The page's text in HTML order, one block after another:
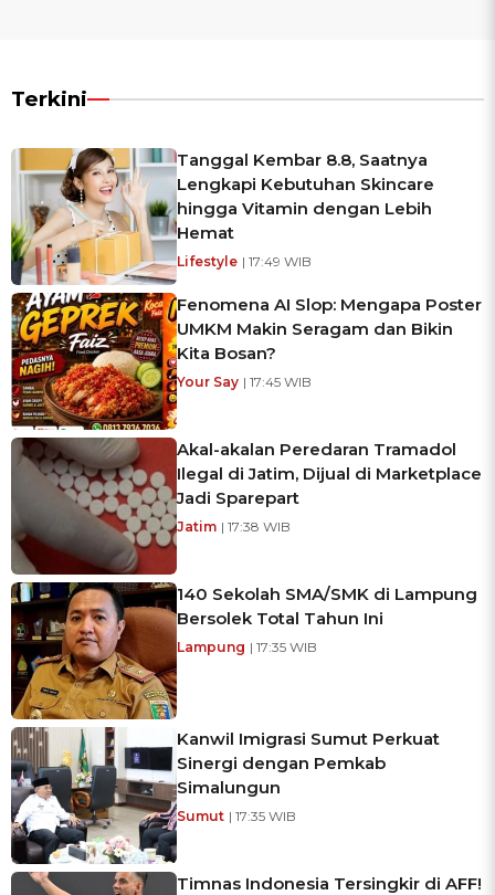
Terkini
Tanggal Kembar 8.8, Saatnya
Lengkapi Kebutuhan Skincare
hingga Vitamin dengan Lebih
Hemat
Lifestyle | 17:49 WIB
Fenomena AI Slop: Mengapa Poster
UMKM Makin Seragam dan Bikin
Kita Bosan?
Your Say | 17:45 WIB
Akal-akalan Peredaran Tramadol
Ilegal di Jatim, Dijual di Marketplace
Jadi Sparepart
Jatim | 17:38 WIB
140 Sekolah SMA/SMK di Lampung
Bersolek Total Tahun Ini
Lampung | 17:35 WIB
Kanwil Imigrasi Sumut Perkuat
Sinergi dengan Pemkab
Simalungun
Sumut | 17:35 WIB
Timnas Indonesia Tersingkir di AFF!